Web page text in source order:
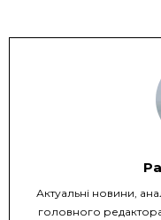
Актуальні новини,
головного